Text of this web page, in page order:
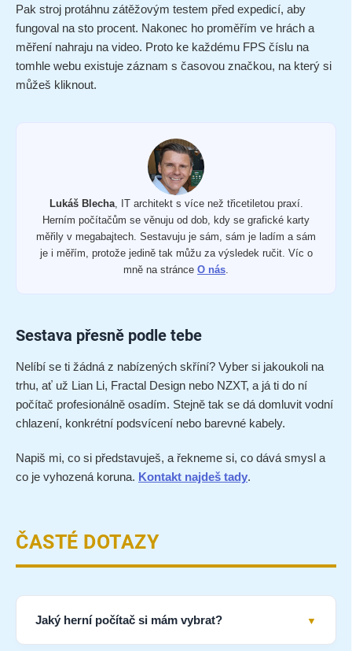
Pak stroj protáhnu zátěžovým testem před expedicí, aby
fungoval na sto procent. Nakonec ho proměřím ve hrách a
měření nahraju na video. Proto ke každému FPS číslu na
tomhle webu existuje záznam s časovou značkou, na který si
můžeš kliknout.
Lukáš Blecha, IT architekt s více než třicetiletou praxí.
Herním počítačům se věnuju od dob, kdy se grafické karty
měřily v megabajtech. Sestavuju je sám, sám je ladím a sám
je i měřím, protože jedině tak můžu za výsledek ručit. Víc o
mně na stránce O nás.
Sestava přesně podle tebe
Nelíbí se ti žádná z nabízených skříní? Vyber si jakoukoli na
trhu, ať už Lian Li, Fractal Design nebo NZXT, a já ti do ní
počítač profesionálně osadím. Stejně tak se dá domluvit vodní
chlazení, konkrétní podsvícení nebo barevné kabely.
Napiš mi, co si představuješ, a řekneme si, co dává smysl a
co je vyhozená koruna. Kontakt najdeš tady.
ČASTÉ DOTAZY
Jaký herní počítač si mám vybrat?